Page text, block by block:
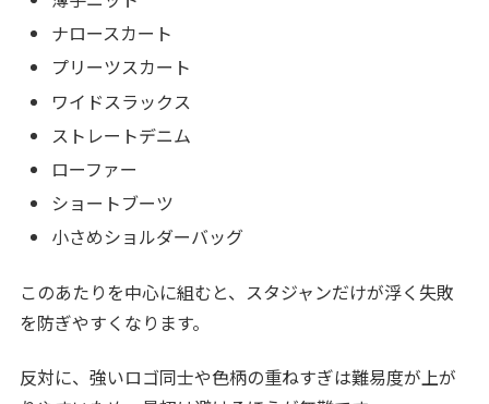
ナロースカート
プリーツスカート
ワイドスラックス
ストレートデニム
ローファー
ショートブーツ
小さめショルダーバッグ
このあたりを中心に組むと、スタジャンだけが浮く失敗
を防ぎやすくなります。
反対に、強いロゴ同士や色柄の重ねすぎは難易度が上が